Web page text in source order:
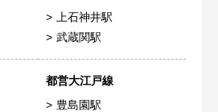
上石神井駅
武蔵関駅
都営大江戸線
豊島園駅